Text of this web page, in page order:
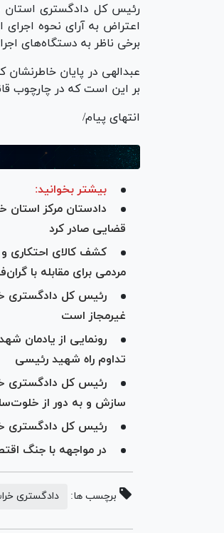
رئیس کل دادگستری استان
اعتراض به آرای نحوه
برخی ناظر به دستگاه‌های
عبدالهی در پایان
بر این است که در چارچوب
انتهای پیام/
بیشتر بخوانید:
دادستان مرکز استان
قضایی صادر کرد
مردمی برای مقابله با
رئیس کل دادگستری
غیرمجاز است
رونمایی از یادمان
تداوم راه شهید رئیسی
رئیس کل دادگستری
سازش و به دور از
رئیس کل دادگستری خراسان جنوبی به
در مواجهه با جنگ
برچسب ها: دادگستری